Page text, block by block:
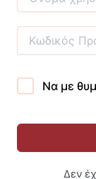
Να με
Δεν